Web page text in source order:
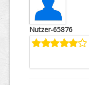
Nutzer-65876